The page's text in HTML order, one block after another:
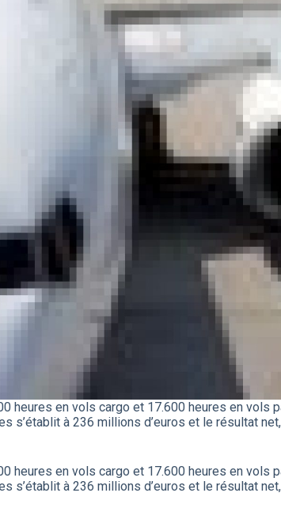
heures en vols cargo et 17.600 heures en vols
s’établit à 236 millions d’euros et le résultat
heures en vols cargo et 17.600 heures en vols
s’établit à 236 millions d’euros et le résultat